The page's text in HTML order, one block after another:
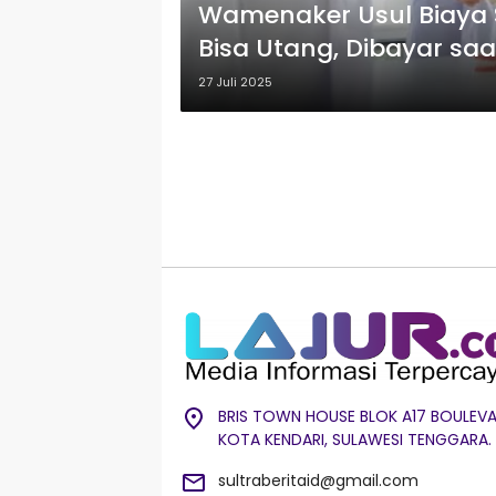
Wamenaker Usul
Bisa Utang, Dibayar
27 Juli 2025
BRIS TOWN HOUSE BLOK A17
KOTA KENDARI, SULAWESI TENGGARA.
sultraberitaid@gmail.com